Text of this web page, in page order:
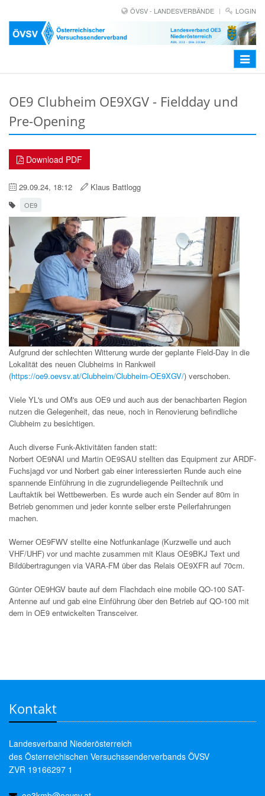
ÖVSV - LANDESVERBÄNDE LOGIN
Toggle
OE9 Clubheim OE9XGV - Fieldday und
Pre-Opening
Download PDF
29.09.24, 18:12 Klaus Battlogg
OE9
Aufgrund der schlechten Witterung wurde der geplante Field-Day in die
Lokalität des neuen Clubheims in Rankweil
(https://oe9.oevsv.at/Clubheim/Clubheim-OE9XGV/) verschoben.
Viele YL's und OM's aus OE9 und auch aus der benachbarten Region
nutzen die Gelegenheit, das neue, noch in Renovierung befindliche
Clubheim zu besichtigen.
Auch diverse Funk-Aktivitäten fanden statt:
Norbert OE9NAI und Martin OE9SAU stellten das Equipment zur ARDF-
Fuchsjagd vor und Norbert gab einer interessierten Runde auch eine
spannende Einführung in die zugrundeliegende Peiltechnik und
Lauftaktik bei Wettbewerben. Es wurde auch ein Sender auf 80m in
Betrieb genommen und jeder konnte selber erste Peilerfahrungen
machen.
Werner OE9FWV stellte eine Notfunkanlage (Kurzwelle und auch
VHF/UHF) vor und machte zusammen mit Klaus OE9BKJ Text und
Bildübertragungen via VARA-FM über das Relais OE9XFR auf 70cm.
Günter OE9HGV baute auf dem Flachdach eine mobile QO-100 SAT-
Antenne auf und gab eine Einführung über den Betrieb auf QO-100 mit
dem in OE9 entwickelten Transceiver.
Kontakt
Landesverband Niederösterreich
des Österreichischen Versuchssenderverbands ÖVSV
ZVR 19166297 1